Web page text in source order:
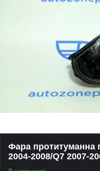
Фара протитуманна
2004-2008/Q7 2007-